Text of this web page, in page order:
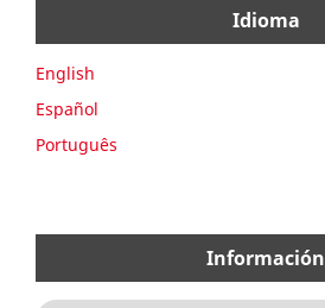
Idioma
English
Español
Português
Información